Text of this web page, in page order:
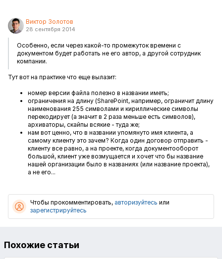
Виктор Золотов
28 сентября 2014
Особенно, если через какой-то промежуток времени с
документом будет работать не его автор, а другой сотрудник
компании.
Тут вот на практике что еще вылазит:
номер версии файла полезно в названии иметь;
ограничения на длину (SharePoint, например, ограничит длину
наименования 255 символами и кириллические символы
перекодирует (а значит в 2 раза меньше есть символов),
архиваторы, скайпы всякие - туда же;
нам вот ценно, что в названии упомянуто имя клиента, а
самому клиенту это зачем? Когда один договор отправить -
клиенту все равно, а на проекте, когда документооборот
большой, клиент уже возмущается и хочет что бы название
нашей организации было в названиях (или название проекта),
а не его...
Чтобы прокомментировать, авторизуйтесь или
зарегистрируйтесь
Похожие статьи